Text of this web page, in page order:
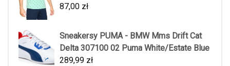
87,00 zł
Sneakersy PUMA - BMW Mms Drift Cat
Delta 307100 02 Puma White/Estate Blue
289,99 zł